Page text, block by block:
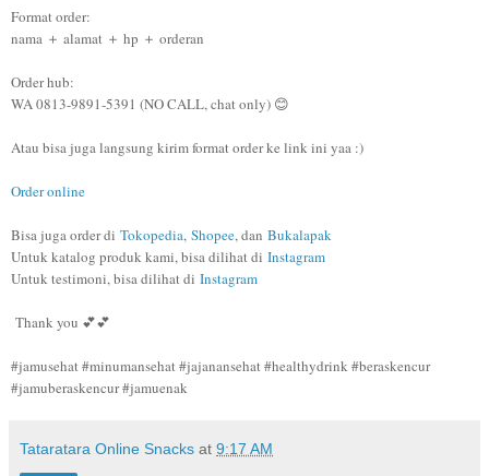
Format order:
nama ＋ alamat ＋ hp ＋ orderan
Order hub:
WA 0813-9891-5391 (NO CALL, chat only) 😊
Atau bisa juga langsung kirim format order ke link ini yaa :)
Order online
Bisa juga order di Tokopedia, Shopee, dan Bukalapak
Untuk katalog produk kami, bisa dilihat di Instagram
Untuk testimoni, bisa dilihat di Instagram
Thank you 💕💕
#jamusehat #minumansehat #jajanansehat #healthydrink #beraskencur
#jamuberaskencur #jamuenak
Tataratara Online Snacks at 9:17 AM